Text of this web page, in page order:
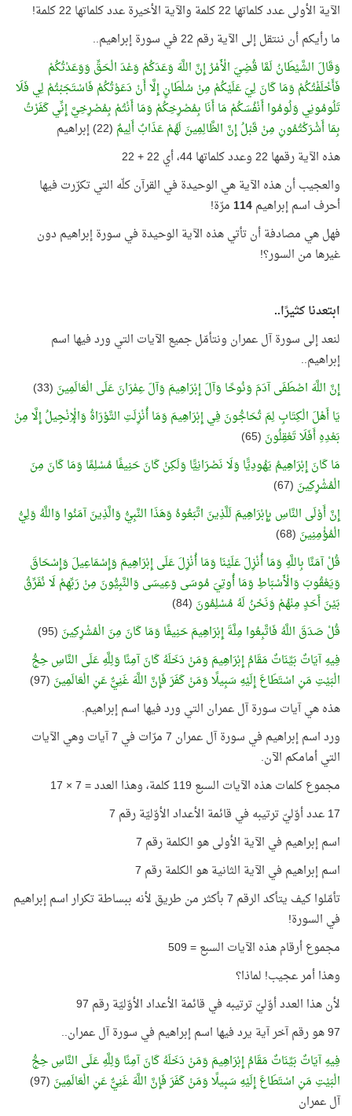
الآية الأولى عدد كلماتها 22 كلمة والآية الأخيرة عدد كلماتها 22 كلمة!
ما رأيكم أن ننتقل إلى الآية رقم 22 في سورة إبراهيم..
وَقَالَ الشَّيْطَانُ لَمَّا قُضِيَ الْأَمْرُ إِنَّ اللَّهَ وَعَدَكُمْ وَعْدَ الْحَقِّ وَوَعَدْتُكُمْ
فَأَخْلَفْتُكُمْ وَمَا كَانَ لِيَ عَلَيْكُمْ مِنْ سُلْطَانٍ إِلَّا أَنْ دَعَوْتُكُمْ فَاسْتَجَبْتُمْ لِي فَلَا
تَلُومُونِي وَلُومُوا أَنْفُسَكُمْ مَا أَنَا بِمُصْرِخِكُمْ وَمَا أَنْتُمْ بِمُصْرِخِيَّ إِنِّي كَفَرْتُ
بِمَا أَشْرَكْتُمُونِ مِنْ قَبْلُ إِنَّ الظَّالِمِينَ لَهُمْ عَذَابٌ أَلِيمٌ (22) إبراهيم
هذه الآية رقمها 22 وعدد كلماتها 44، أي 22 + 22
والعجيب أن هذه الآية هي الوحيدة في القرآن كلّه التي تكرّرت فيها
أحرف اسم إبراهيم114مرّة!
فهل هي مصادفة أن تأتي هذه الآية الوحيدة في سورة إبراهيم دون
غيرها من السور؟!
ابتعدنا كثيرًا..
لنعد إلى سورة آل عمران ونتأمّل جميع الآيات التي ورد فيها اسم
إبراهيم..
إِنَّ اللَّهَ اصْطَفَى آدَمَ وَنُوحًا وَآلَ إِبْرَاهِيمَ وَآلَ عِمْرَانَ عَلَى الْعَالَمِينَ (33)
يَا أَهْلَ الْكِتَابِ لِمَ تُحَاجُّونَ فِي إِبْرَاهِيمَ وَمَا أُنْزِلَتِ التَّوْرَاةُ وَالْإِنْجِيلُ إِلَّا مِنْ
بَعْدِهِ أَفَلَا تَعْقِلُونَ (65)
مَا كَانَ إِبْرَاهِيمُ يَهُودِيًّا وَلَا نَصْرَانِيًّا وَلَكِنْ كَانَ حَنِيفًا مُسْلِمًا وَمَا كَانَ مِنَ
الْمُشْرِكِينَ (67)
إِنَّ أَوْلَى النَّاسِ بِإِبْرَاهِيمَ لَلَّذِينَ اتَّبَعُوهُ وَهَذَا النَّبِيُّ وَالَّذِينَ آمَنُوا وَاللَّهُ وَلِيُّ
الْمُؤْمِنِينَ (68)
قُلْ آمَنَّا بِاللَّهِ وَمَا أُنْزِلَ عَلَيْنَا وَمَا أُنْزِلَ عَلَى إِبْرَاهِيمَ وَإِسْمَاعِيلَ وَإِسْحَاقَ
وَيَعْقُوبَ وَالْأَسْبَاطِ وَمَا أُوتِيَ مُوسَى وَعِيسَى وَالنَّبِيُّونَ مِنْ رَبِّهِمْ لَا نُفَرِّقُ
بَيْنَ أَحَدٍ مِنْهُمْ وَنَحْنُ لَهُ مُسْلِمُونَ (84)
قُلْ صَدَقَ اللَّهُ فَاتَّبِعُوا مِلَّةَ إِبْرَاهِيمَ حَنِيفًا وَمَا كَانَ مِنَ الْمُشْرِكِينَ (95)
فِيهِ آيَاتٌ بَيِّنَاتٌ مَقَامُ إِبْرَاهِيمَ وَمَنْ دَخَلَهُ كَانَ آمِنًا وَلِلَّهِ عَلَى النَّاسِ حِجُّ
الْبَيْتِ مَنِ اسْتَطَاعَ إِلَيْهِ سَبِيلًا وَمَنْ كَفَرَ فَإِنَّ اللَّهَ غَنِيٌّ عَنِ الْعَالَمِينَ (97)
هذه هي آيات سورة آل عمران التي ورد فيها اسم إبراهيم.
ورد اسم إبراهيم في سورة آل عمران 7 مرّات في 7 آيات وهي الآيات
التي أمامكم الآن.
مجموع كلمات هذه الآيات السبع 119 كلمة، وهذا العدد = 7 × 17
17 عدد أوّليّ ترتيبه في قائمة الأعداد الأوّليّة رقم 7
اسم إبراهيم في الآية الأولى هو الكلمة رقم 7
اسم إبراهيم في الآية الثانية هو الكلمة رقم 7
تأمّلوا كيف يتأكد الرقم 7 بأكثر من طريق لأنه ببساطة تكرار اسم إبراهيم
في السورة!
مجموع أرقام هذه الآيات السبع = 509
وهذا أمر عجيب! لماذا؟
لأن هذا العدد أوّليّ ترتيبه في قائمة الأعداد الأوّليّة رقم 97
97 هو رقم آخر آية يرد فيها اسم إبراهيم في سورة آل عمران..
فِيهِ آيَاتٌ بَيِّنَاتٌ مَقَامُ إِبْرَاهِيمَ وَمَنْ دَخَلَهُ كَانَ آمِنًا وَلِلَّهِ عَلَى النَّاسِ حِجُّ
الْبَيْتِ مَنِ اسْتَطَاعَ إِلَيْهِ سَبِيلًا وَمَنْ كَفَرَ فَإِنَّ اللَّهَ غَنِيٌّ عَنِ الْعَالَمِينَ
(97)
آل عمران